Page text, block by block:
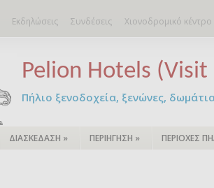
Εκδηλώσεις Συνδέσεις Χιονοδρομικό
Pelion Hotels (Visit
Πήλιο ξενοδοχεία, ξενώνες,
ΔΙΑΣΚΕΔΑΣΗ » ΠΕΡΙΗΓΗΣΗ » ΠΕΡΙΟΧΕΣ